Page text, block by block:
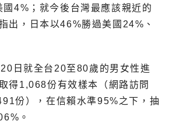
4%；就今後台灣最應該親近的
出，日本以46%勝過美國24%、
日就全台20至80歲的男女性進
得1,068份有效樣本（網路訪問
份），在信賴水準95%之下，抽
。